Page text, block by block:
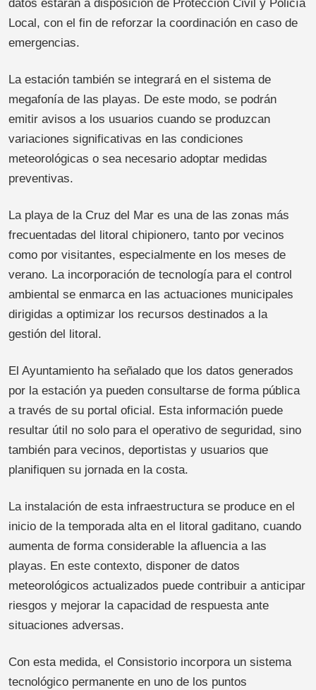
datos estarán a disposición de Protección Civil y Policía
Local, con el fin de reforzar la coordinación en caso de
emergencias.
La estación también se integrará en el sistema de
megafonía de las playas. De este modo, se podrán
emitir avisos a los usuarios cuando se produzcan
variaciones significativas en las condiciones
meteorológicas o sea necesario adoptar medidas
preventivas.
La playa de la Cruz del Mar es una de las zonas más
frecuentadas del litoral chipionero, tanto por vecinos
como por visitantes, especialmente en los meses de
verano. La incorporación de tecnología para el control
ambiental se enmarca en las actuaciones municipales
dirigidas a optimizar los recursos destinados a la
gestión del litoral.
El Ayuntamiento ha señalado que los datos generados
por la estación ya pueden consultarse de forma pública
a través de su portal oficial. Esta información puede
resultar útil no solo para el operativo de seguridad, sino
también para vecinos, deportistas y usuarios que
planifiquen su jornada en la costa.
La instalación de esta infraestructura se produce en el
inicio de la temporada alta en el litoral gaditano, cuando
aumenta de forma considerable la afluencia a las
playas. En este contexto, disponer de datos
meteorológicos actualizados puede contribuir a anticipar
riesgos y mejorar la capacidad de respuesta ante
situaciones adversas.
Con esta medida, el Consistorio incorpora un sistema
tecnológico permanente en uno de los puntos